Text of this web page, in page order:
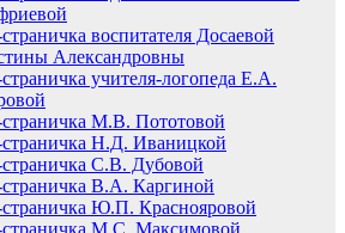
воспитателя Досаевой
Александровны
учителя-логопеда Е.А.
страничка М.В. Пототовой
страничка Н.Д. Иваницкой
страничка С.В. Дубовой
страничка В.А. Каргиной
страничка Ю.П. Краснояровой
страничка М.С. Максимовой